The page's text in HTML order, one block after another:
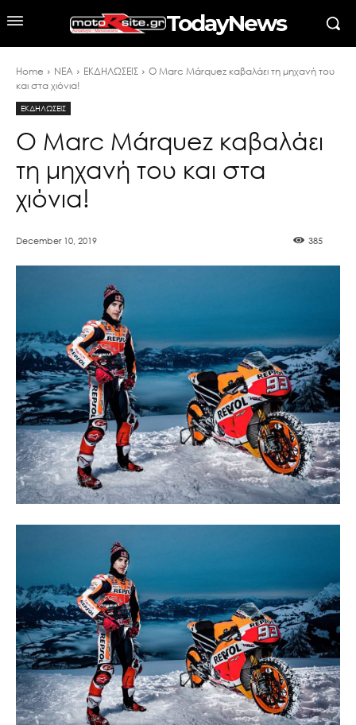
TodayNews
Home ΝΕΑ ΕΚΔΗΛΩΣΕΙΣ
Ο Marc Márquez καβαλάει τη μηχανή του
και στα χιόνια!
ΕΚΔΗΛΩΣΕΙΣ
Ο Marc Márquez καβαλάει
τη μηχανή του και στα
χιόνια!
December 10, 2019 385